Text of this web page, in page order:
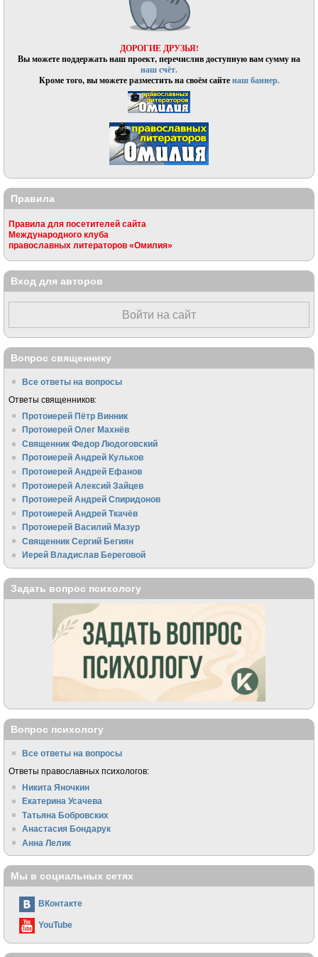
ДОРОГИЕ ДРУЗЬЯ!
Вы можете поддержать наш проект, перечислив доступную вам сумму на
наш счёт.
Кроме того, вы можете разместить на своём сайтенаш баннер.
Правила
Правила для посетителей сайта
Международного клуба
православных литераторов «Омилия»
Вход для авторов
Войти на сайт
Вопрос священнику
Все ответы на вопросы
Ответы священников:
Протоиерей Пётр Винник
Протоиерей Олег Махнёв
Священник Федор Людоговский
Протоиерей Андрей Кульков
Протоиерей Андрей Ефанов
Протоиерей Алексий Зайцев
Протоиерей Андрей Спиридонов
Протоиерей Андрей Ткачёв
Протоиерей Василий Мазур
Священник Сергий Бегиян
Иерей Владислав Береговой
Задать вопрос психологу
Вопрос психологу
Все ответы на вопросы
Ответы православных психологов:
Никита Яночкин
Екатерина Усачева
Татьяна Бобровских
Анастасия Бондарук
Анна Лелик
Мы в социальных сетях
ВКонтакте
YouTube